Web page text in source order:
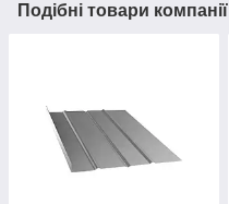
Подібні товари компанії